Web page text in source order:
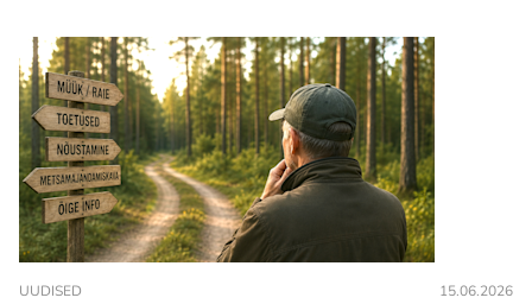
UUDISED 15.06.2026